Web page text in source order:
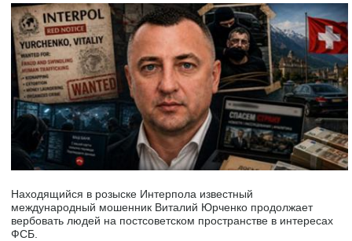
Находящийся в розыске Интерпола известный
международный мошенник Виталий Юрченко продолжает
вербовать людей на постсоветском пространстве в интересах
ФСБ.